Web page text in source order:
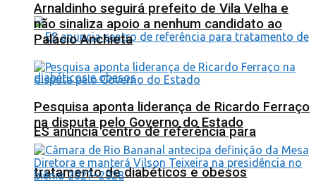
ES anuncia centro de referência para
tratamento de diabéticos e obesos
Arnaldinho seguirá prefeito de Vila Velha e
não sinaliza apoio a nenhum candidato ao
Palácio Anchieta
Pesquisa aponta liderança de Ricardo Ferraço
na disputa pelo Governo do Estado